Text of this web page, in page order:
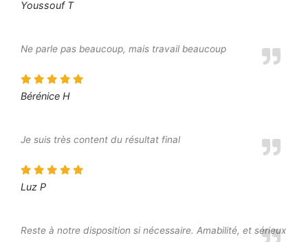
Youssouf T
Ne parle pas beaucoup, mais travail beaucoup
Bérénice H
Je suis très content du résultat final
Luz P
Reste à notre disposition si nécessaire. Amabilité, et sérieux